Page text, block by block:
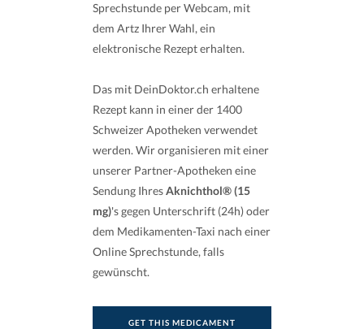
Sprechstunde per Webcam, mit
dem Artz Ihrer Wahl, ein
elektronische Rezept erhalten.
Das mit DeinDoktor.ch erhaltene
Rezept kann in einer der 1400
Schweizer Apotheken verwendet
werden. Wir organisieren mit einer
unserer Partner-Apotheken eine
Sendung IhresAknichthol® (15
mg)'s gegen Unterschrift (24h) oder
dem Medikamenten-Taxi nach einer
Online Sprechstunde, falls
gewünscht.
GET THIS MEDICAMENT